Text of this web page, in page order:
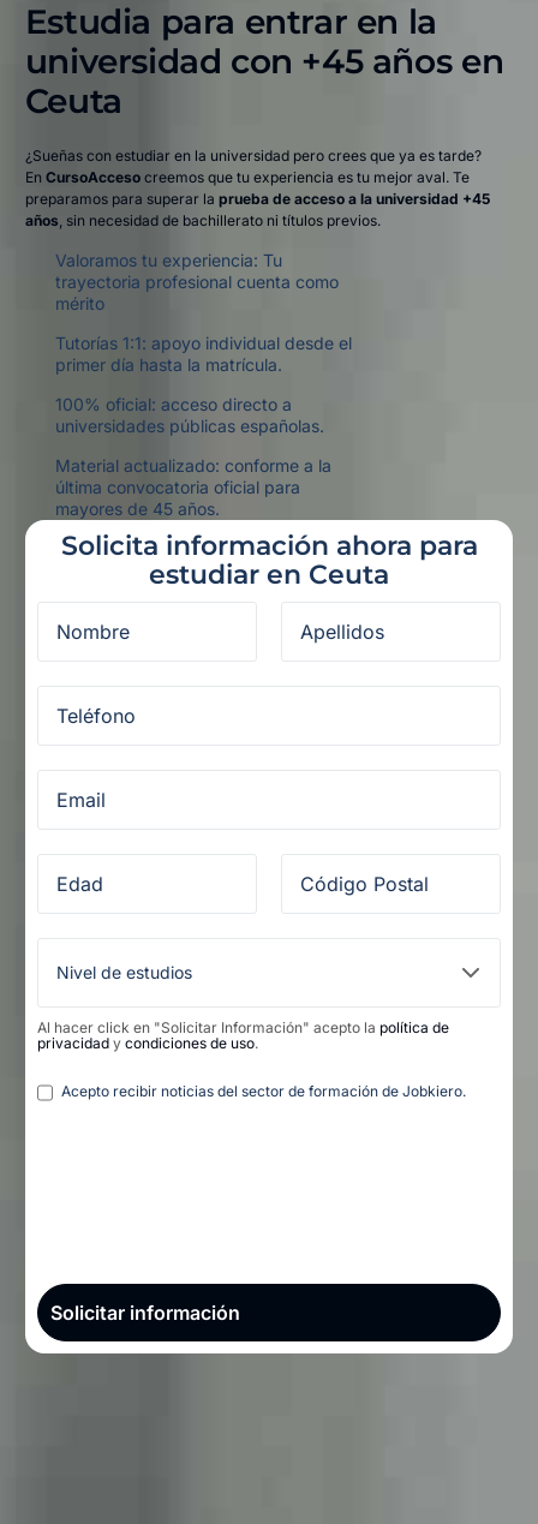
Estudia para entrar en la
universidad con +45 años en
Ceuta​
¿Sueñas con estudiar en la universidad pero crees que ya es tarde?
En CursoAccesocreemos que tu experiencia es tu mejor aval. Te
preparamos para superar la prueba de acceso a la universidad +45
años, sin necesidad de bachillerato ni títulos previos.
Valoramos tu experiencia: Tu
trayectoria profesional cuenta como
mérito
Tutorías 1:1: apoyo individual desde el
primer día hasta la matrícula.
100% oficial: acceso directo a
universidades públicas españolas.
Material actualizado: conforme a la
última convocatoria oficial para
mayores de 45 años.
Solicita información ahora para
estudiar en Ceuta
Al hacer click en "Solicitar Información" acepto la política de
privacidad y condiciones de uso.
Legal
Acepto recibir noticias del sector de formación de Jobkiero.